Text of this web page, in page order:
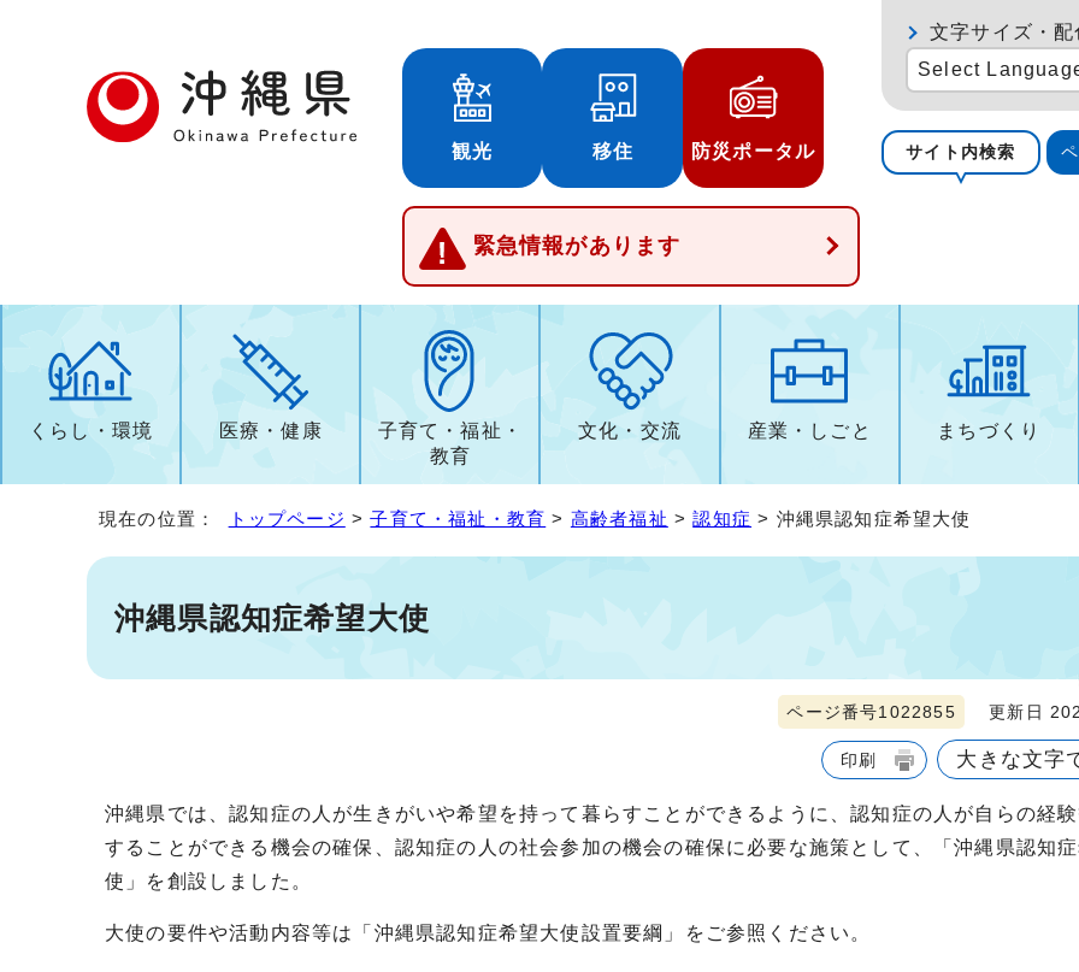
観光 移住 防災ポータル
緊急情報があります
文字サイズ・配
Select
サイト内検索
くらし・環境 医療・健康
子育て・福祉・
教育
文化・交流 産業・しごと まちづくり
現在の位置： トップページ >子育て・福祉・教育 > 高齢者福祉 >認知症 > 沖縄県認知症希望大使
沖縄県認知症希望大使
ページ番号1022855 更新日
印刷 大きな文字
沖縄県では、認知症の人が生きがいや希望を持って暮らすことができるように、認知症の人が自らの経
することができる機会の確保、認知症の人の社会参加の機会の確保に必要な施策として、「沖縄県認知
使」を創設しました。
大使の要件や活動内容等は「沖縄県認知症希望大使設置要綱」をご参照ください。